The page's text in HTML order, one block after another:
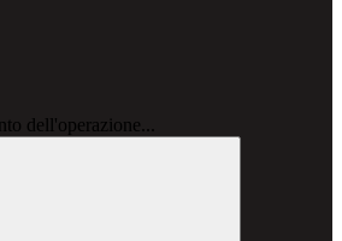
dell'operazione...